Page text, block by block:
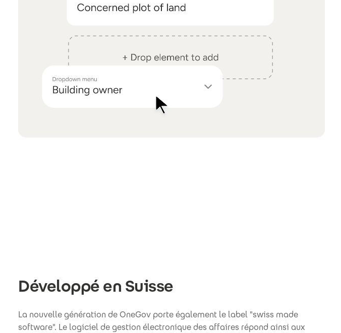
Développé en Suisse
La nouvelle génération de OneGov porte également le label "swiss made
software". Le logiciel de gestion électronique des affaires répond ainsi aux